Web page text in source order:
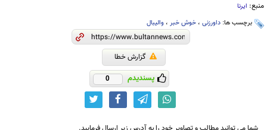
منبع: ایرنا
برچسب ها: داورزنی ، خوش خبر ، والیبال
گزارش خطا
پسندیدم 0